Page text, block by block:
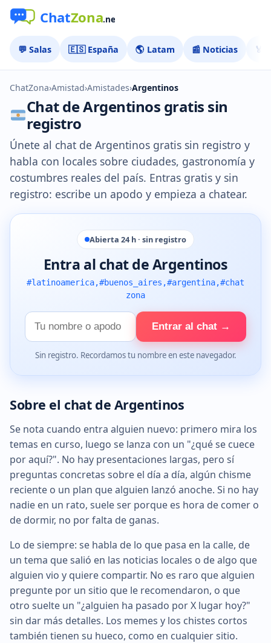
💬 Salas 🇪🇸 España 🌎 Latam 📰 Noticias 🏅
ChatZona›Amistad›Amistades›Argentinos
Chat de Argentinos gratis sin
registro
Únete al chat de Argentinos gratis sin registro y
habla con locales sobre ciudades, gastronomía y
costumbres reales del país. Entras gratis y sin
registro: escribe un apodo y empieza a chatear.
Abierta 24 h · sin registro
Entra al chat de Argentinos
#latinoamerica,#buenos_aires,#argentina,#chat
zona
Tu
nombre
Entrar al chat →
Sin registro. Recordamos tu nombre en este navegador.
Sobre el chat de Argentinos
Se nota cuando entra alguien nuevo: primero mira los
temas en curso, luego se lanza con un "¿qué se cuece
por aquí?". No hay presentaciones largas, pero sí
preguntas concretas sobre el día a día, algún chisme
reciente o un plan que alguien lanzó anoche. Si no hay
nadie en un rato, suele ser porque es hora de comer o
de dormir, no por falta de ganas.
Lo de siempre: se habla de lo que pasa en la calle, de
un tema que salió en las noticias locales o de algo que
alguien vio y quiere compartir. No es raro que alguien
pregunte por un sitio que le recomendaron, o que
otro suelte un "¿alguien ha pasado por X lugar hoy?"
sin dar más detalles. Los memes y los chistes cortos
también tienen su hueco, como en cualquier sitio.